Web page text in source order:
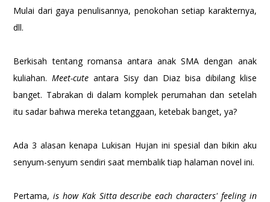
Mulai dari gaya penulisannya, penokohan setiap karakternya,
dll.
Berkisah tentang romansa antara anak SMA dengan anak
kuliahan.Meet-cuteantara Sisy dan Diaz bisa dibilang klise
banget. Tabrakan di dalam komplek perumahan dan setelah
itu sadar bahwa mereka tetanggaan, ketebak banget, ya?
Ada 3 alasan kenapa Lukisan Hujan ini spesial dan bikin aku
senyum-senyum sendiri saat membalik tiap halaman novel ini.
Pertama,is how Kak Sitta describe each characters' feeling in